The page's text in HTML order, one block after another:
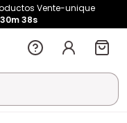
Vente-unique
30m 38s